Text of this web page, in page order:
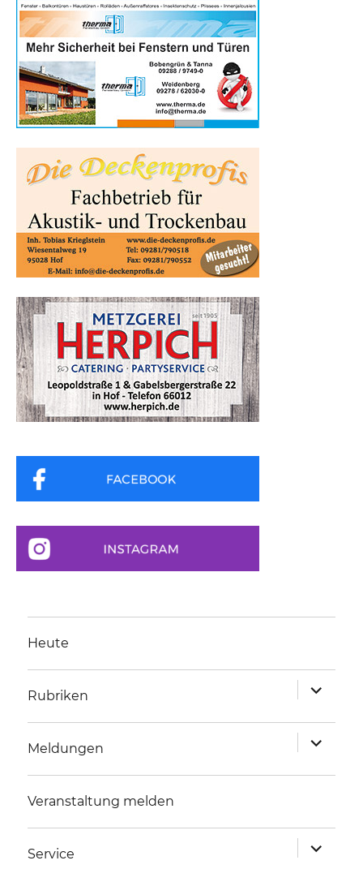
Heute
Rubriken
anzeigen
Meldungen
anzeigen
Veranstaltung melden
Service
anzeigen